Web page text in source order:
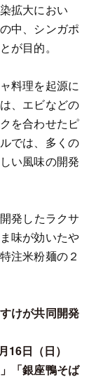
拡大におい
中、シンガポ
が目的。
料理を起源に
、エビなどの
を合わせたピ
では、多くの
い風味の開発
発したラクサ
味が効いたや
注米粉麺の２
けが共同開発
日（日）
「銀座鴨そば